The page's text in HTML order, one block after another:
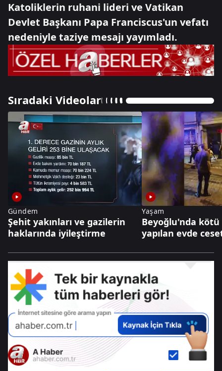
Katoliklerin ruhani lideri ve Vatikan
Devlet Başkanı Papa Franciscus'un vefatı
nedeniyle taziye mesajı yayımladı.
Sıradaki Videolar
Gündem
Şehit yakınları ve gazilerin
haklarında iyileştirme
Yaşam
Beyoğlu'nda kötü
yapılan evde